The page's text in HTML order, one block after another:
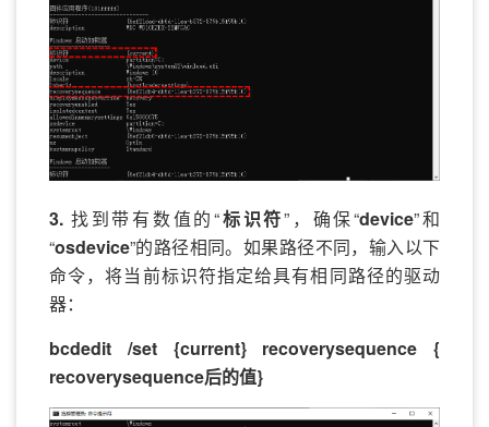
3. 找到带有数值的“标识符”，确保“device”和
“osdevice”的路径相同。如果路径不同，输入以下
命令，将当前标识符指定给具有相同路径的驱动
器：
bcdedit /set {current} recoverysequence {
recoverysequence后的值}